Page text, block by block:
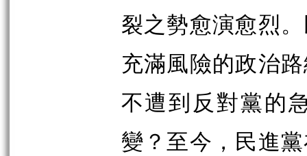
裂之勢愈演愈烈
充滿風險的政治
不遭到反對黨的
變？至今，民進